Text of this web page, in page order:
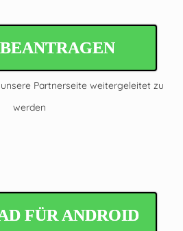
Partnerseite weitergeleitet zu
werden
FÜR ANDROID